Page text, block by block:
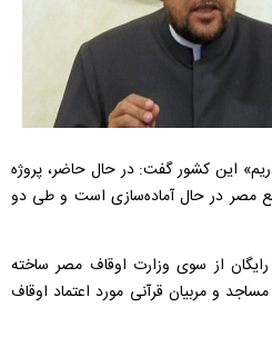
در حال حاضر، پروژه
مصر در حال آماده‌سازی است و طی دو
از سوی وزارت اوقاف مصر ساخته
و مربیان قرآنی مورد اعتماد اوقاف